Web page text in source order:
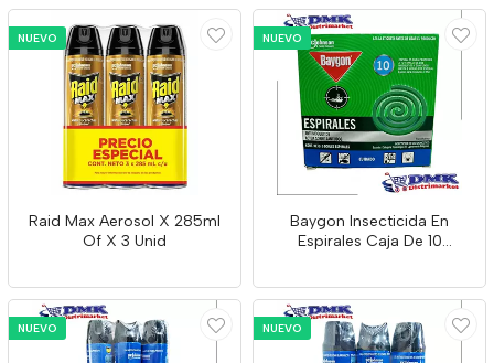
NUEVO
Raid Max Aerosol X 285ml
Of X 3 Unid
NUEVO
Baygon Insecticida En
Espirales Caja De 10
NUEVO NUEVO